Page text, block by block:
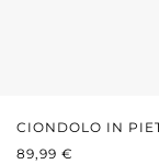
CIONDOLO IN
PREZZO
89,99 €